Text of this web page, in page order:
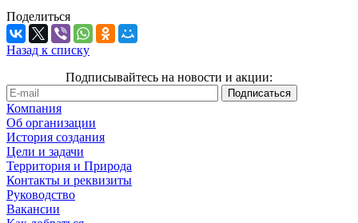
Поделиться
Назад к списку
Подписывайтесь на новости и акции:
Компания
Об организации
История создания
Цели и задачи
Территория и Природа
Контакты и реквизиты
Руководство
Вакансии